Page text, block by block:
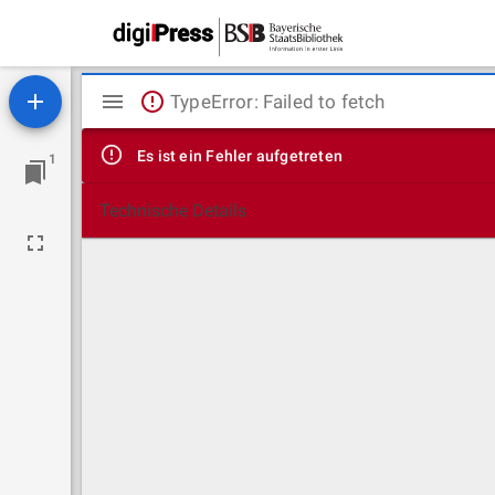
1
Mirador
Viewer
TypeError: Failed to fetch
Es ist ein Fehler aufgetreten
Technische Details